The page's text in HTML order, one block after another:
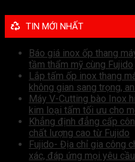
TIN MỚI NHẤT
Báo giá inox ốp thang
tầm thẩm mỹ cùng Fujido
Lắp tấm ốp inox thang
không gian sang trọng,
Máy V-Cutting bào Inox
kim loại tấm tối ưu cho
Khẳng định đẳng cấp
chất lượng cao từ Fujido
Fujido- Địa chỉ gia công
xác, đáp ứng mọi yêu